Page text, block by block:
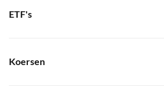
ETF's
Koersen